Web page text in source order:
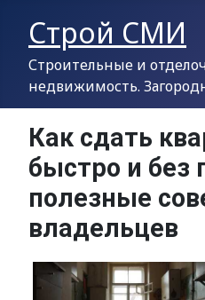
Строй СМИ
Строительные и
недвижимость.
Как сдать
быстро и без
полезные
владельцев